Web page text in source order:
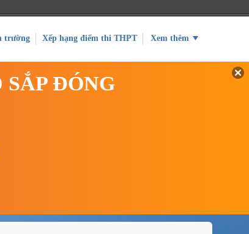
trường Xếp hạng điểm thi THPT Xem thêm
ĐÓNG